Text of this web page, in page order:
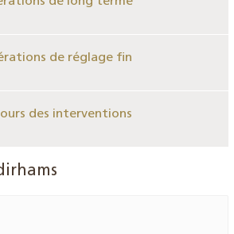
de réglage fin
des interventions